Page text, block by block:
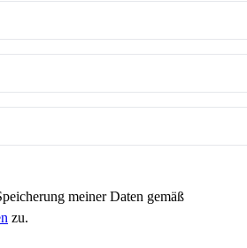
meiner Daten gemäß
zu.